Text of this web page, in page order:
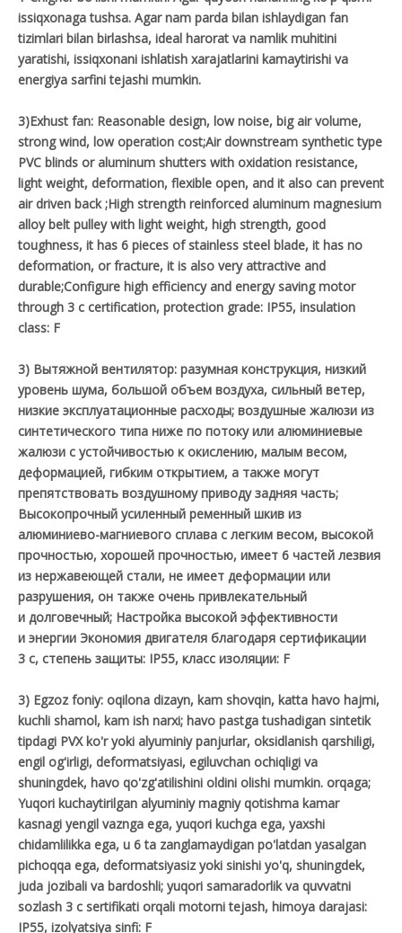
issiqxonaga tushsa. Agar nam parda bilan ishlaydigan fan
tizimlari bilan birlashsa, ideal harorat va namlik muhitini
yaratishi, issiqxonani ishlatish xarajatlarini kamaytirishi va
energiya sarfini tejashi mumkin.
3)Exhust fan: Reasonable design, low noise, big air volume,
strong wind, low operation cost;Air downstream synthetic type
PVC blinds or aluminum shutters with oxidation resistance,
light weight, deformation, flexible open, and it also can prevent
air driven back ;High strength reinforced aluminum magnesium
alloy belt pulley with light weight, high strength, good
toughness, it has 6 pieces of stainless steel blade, it has no
deformation, or fracture, it is also very attractive and
durable;Configure high efficiency and energy saving motor
through 3 c certification, protection grade: IP55, insulation
class: F
3) Вытяжной вентилятор: разумная конструкция, низкий
уровень шума, большой объем воздуха, сильный ветер,
низкие эксплуатационные расходы; воздушные жалюзи из
синтетического типа ниже по потоку или алюминиевые
жалюзи с устойчивостью к окислению, малым весом,
деформацией, гибким открытием, а также могут
препятствовать воздушному приводу задняя часть;
Высокопрочный усиленный ременный шкив из
алюминиево-магниевого сплава с легким весом, высокой
прочностью, хорошей прочностью, имеет 6 частей лезвия
из нержавеющей стали, не имеет деформации или
разрушения, он также очень привлекательный
и долговечный; Настройка высокой эффективности
и энергии Экономия двигателя благодаря сертификации
3 c, степень защиты: IP55, класс изоляции: F
3) Egzoz foniy: oqilona dizayn, kam shovqin, katta havo hajmi,
kuchli shamol, kam ish narxi; havo pastga tushadigan sintetik
tipdagi PVX ko'r yoki alyuminiy panjurlar, oksidlanish qarshiligi,
engil og'irligi, deformatsiyasi, egiluvchan ochiqligi va
shuningdek, havo qo'zg'atilishini oldini olishi mumkin. orqaga;
Yuqori kuchaytirilgan alyuminiy magniy qotishma kamar
kasnagi yengil vaznga ega, yuqori kuchga ega, yaxshi
chidamlilikka ega, u 6 ta zanglamaydigan po'latdan yasalgan
pichoqqa ega, deformatsiyasiz yoki sinishi yo'q, shuningdek,
juda jozibali va bardoshli; yuqori samaradorlik va quvvatni
sozlash 3 c sertifikati orqali motorni tejash, himoya darajasi:
IP55, izolyatsiya sinfi: F